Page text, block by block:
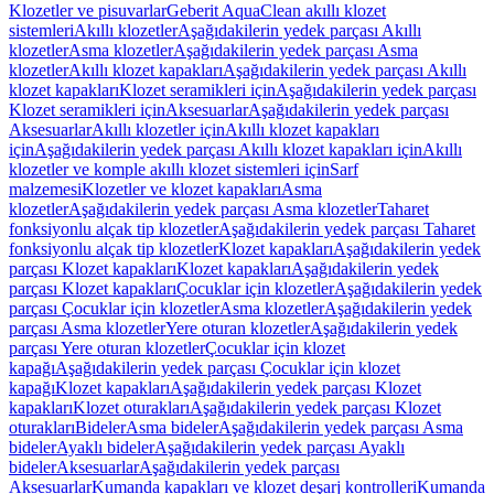
Klozetler ve pisuvarlarGeberit AquaClean akıllı klozet
sistemleriAkıllı klozetlerAşağıdakilerin yedek parçası Akıllı
klozetlerAsma klozetlerAşağıdakilerin yedek parçası Asma
klozetlerAkıllı klozet kapaklarıAşağıdakilerin yedek parçası Akıllı
klozet kapaklarıKlozet seramikleri içinAşağıdakilerin yedek parçası
Klozet seramikleri içinAksesuarlarAşağıdakilerin yedek parçası
AksesuarlarAkıllı klozetler içinAkıllı klozet kapakları
içinAşağıdakilerin yedek parçası Akıllı klozet kapakları içinAkıllı
klozetler ve komple akıllı klozet sistemleri içinSarf
malzemesiKlozetler ve klozet kapaklarıAsma
klozetlerAşağıdakilerin yedek parçası Asma klozetlerTaharet
fonksiyonlu alçak tip klozetlerAşağıdakilerin yedek parçası Taharet
fonksiyonlu alçak tip klozetlerKlozet kapaklarıAşağıdakilerin yedek
parçası Klozet kapaklarıKlozet kapaklarıAşağıdakilerin yedek
parçası Klozet kapaklarıÇocuklar için klozetlerAşağıdakilerin yedek
parçası Çocuklar için klozetlerAsma klozetlerAşağıdakilerin yedek
parçası Asma klozetlerYere oturan klozetlerAşağıdakilerin yedek
parçası Yere oturan klozetlerÇocuklar için klozet
kapağıAşağıdakilerin yedek parçası Çocuklar için klozet
kapağıKlozet kapaklarıAşağıdakilerin yedek parçası Klozet
kapaklarıKlozet oturaklarıAşağıdakilerin yedek parçası Klozet
oturaklarıBidelerAsma bidelerAşağıdakilerin yedek parçası Asma
bidelerAyaklı bidelerAşağıdakilerin yedek parçası Ayaklı
bidelerAksesuarlarAşağıdakilerin yedek parçası
AksesuarlarKumanda kapakları ve klozet deşarj kontrolleriKumanda